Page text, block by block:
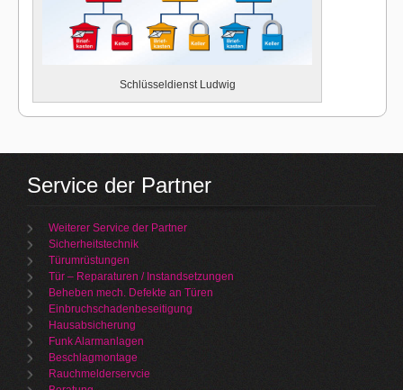
Schlüsseldienst Ludwig
Service der Partner
Weiterer Service der Partner
Sicherheitstechnik
Türumrüstungen
Tür – Reparaturen / Instandsetzungen
Beheben mech. Defekte an Türen
Einbruchschadenbeseitigung
Hausabsicherung
Funk Alarmanlagen
Beschlagmontage
Rauchmelderservcie